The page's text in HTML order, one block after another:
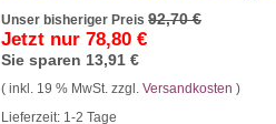
Unser bisheriger Preis92,70 €
Jetzt nur78,80 €
Sie sparen 13,91 €
( inkl. 19 % MwSt. zzgl.Versandkosten )
Lieferzeit: 1-2 Tage